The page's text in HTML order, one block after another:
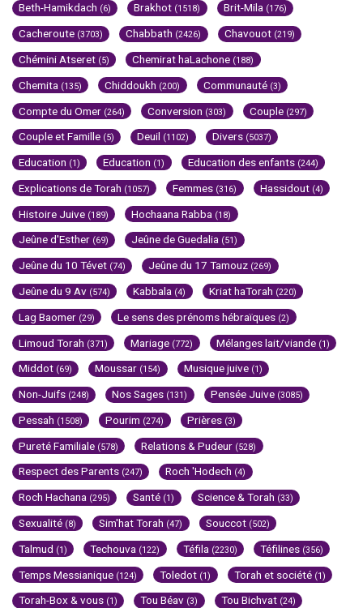
Beth-Hamikdach (6) Brakhot (1518) Brit-Mila (176)
Cacheroute (3703) Chabbath (2426) Chavouot (219)
Chémini Atseret (5) Chemirat haLachone (188)
Chemita (135) Chiddoukh (200) Communauté (3)
Compte du Omer (264) Conversion (303) Couple (297)
Couple et Famille (5) Deuil (1102) Divers (5037)
Education (1) Education (1) Education des enfants (244)
Explications de Torah (1057) Femmes (316) Hassidout (4)
Histoire Juive (189) Hochaana Rabba (18)
Jeûne d'Esther (69) Jeûne de Guedalia (51)
Jeûne du 10 Tévet (74) Jeûne du 17 Tamouz (269)
Jeûne du 9 Av (574) Kabbala (4) Kriat haTorah (220)
Lag Baomer (29) Le sens des prénoms hébraïques (2)
Limoud Torah (371) Mariage (772) Mélanges lait/viande (1)
Middot (69) Moussar (154) Musique juive (1)
Non-Juifs (248) Nos Sages (131) Pensée Juive (3085)
Pessah (1508) Pourim (274) Prières (3)
Pureté Familiale (578) Relations & Pudeur (528)
Respect des Parents (247) Roch 'Hodech (4)
Roch Hachana (295) Santé (1) Science & Torah (33)
Sexualité (8) Sim'hat Torah (47) Souccot (502)
Talmud (1) Techouva (122) Téfila (2230) Téfilines (356)
Temps Messianique (124) Toledot (1) Torah et société (1)
Torah-Box & vous (1) Tou Béav (3) Tou Bichvat (24)